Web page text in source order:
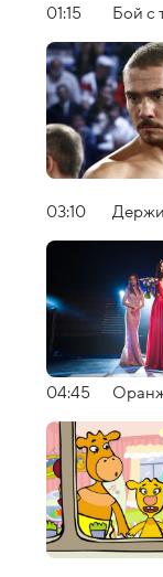
01:15 Бой с
03:10 Держи
04:45